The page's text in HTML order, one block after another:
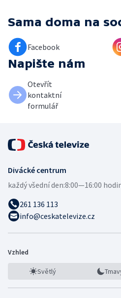
Sama doma na
Facebook
Napište nám
Otevřít
kontaktní
formulář
Divácké centrum
každý všední den:8:00—16:00
261 136 113
info@ceskatelevize.cz
Vzhled
Světlý